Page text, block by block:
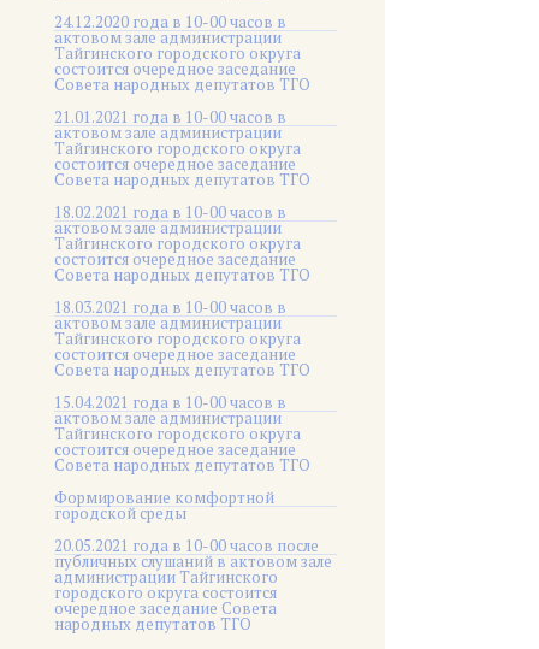
24.12.2020 года в 10-00 часов в
актовом зале администрации
Тайгинского городского округа
состоится очередное заседание
Совета народных депутатов ТГО
21.01.2021 года в 10-00 часов в
актовом зале администрации
Тайгинского городского округа
состоится очередное заседание
Совета народных депутатов ТГО
18.02.2021 года в 10-00 часов в
актовом зале администрации
Тайгинского городского округа
состоится очередное заседание
Совета народных депутатов ТГО
18.03.2021 года в 10-00 часов в
актовом зале администрации
Тайгинского городского округа
состоится очередное заседание
Совета народных депутатов ТГО
15.04.2021 года в 10-00 часов в
актовом зале администрации
Тайгинского городского округа
состоится очередное заседание
Совета народных депутатов ТГО
Формирование комфортной
городской среды
20.05.2021 года в 10-00 часов после
публичных слушаний в актовом зале
администрации Тайгинского
городского округа состоится
очередное заседание Совета
народных депутатов ТГО